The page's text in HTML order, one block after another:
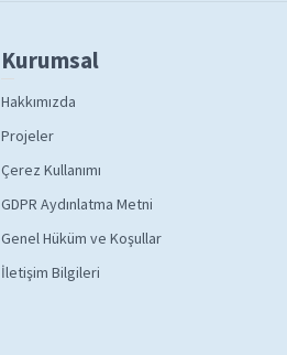
Kurumsal
Hakkımızda
Projeler
Çerez Kullanımı
GDPR Aydınlatma Metni
Genel Hüküm ve Koşullar
İletişim Bilgileri